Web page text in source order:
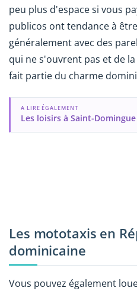
peu plus d'espace si vous
publicos ont tendance à
généralement avec des
qui ne s'ouvrent pas et de
fait partie du charme
A LIRE ÉGALEMENT
Les loisirs à Saint-Domingue
Les mototaxis en
dominicaine
Vous pouvez également